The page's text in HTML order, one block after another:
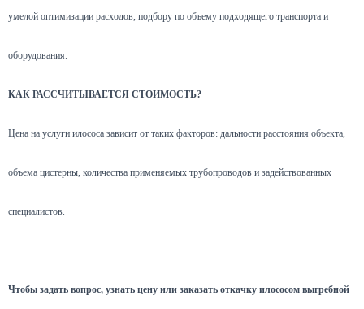
умелой оптимизации расходов, подбору по объему подходящего транспорта и
оборудования.
КАК РАССЧИТЫВАЕТСЯ СТОИМОСТЬ?
Цена на услуги илососа зависит от таких факторов: дальности расстояния объекта,
объема цистерны, количества применяемых трубопроводов и задействованных
специалистов.
Чтобы задать вопрос, узнать цену или заказать откачку илососом выгребной